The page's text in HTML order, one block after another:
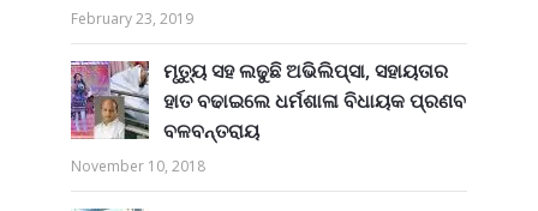
February 23, 2019
ମୃତ୍ୟୁ ସହ ଲଢୁଛି ଅଭିଲିପ୍ସା, ସହାୟତାର
ହାତ ବଢାଇଲେ ଧର୍ମଶାଳା ବିଧାୟକ ପ୍ରଣବ
ବଳବନ୍ତରାୟ
November 10, 2018